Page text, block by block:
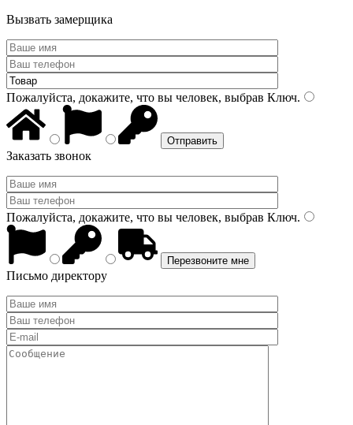
Вызвать замерщика
Пожалуйста, докажите, что вы человек, выбрав Ключ.
Заказать звонок
Пожалуйста, докажите, что вы человек, выбрав Ключ.
Письмо директору